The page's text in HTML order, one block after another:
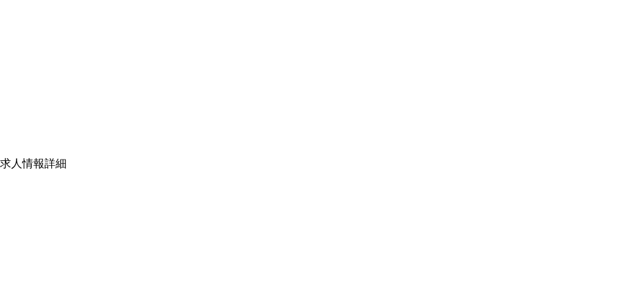
人情報詳細